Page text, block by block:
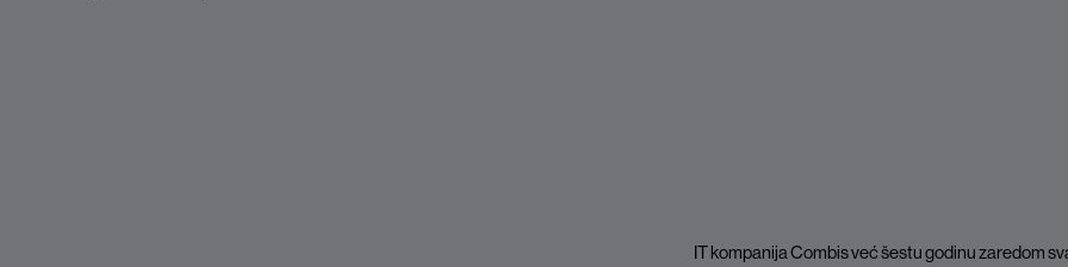
IT kompanija Combis već šestu godinu zaredom